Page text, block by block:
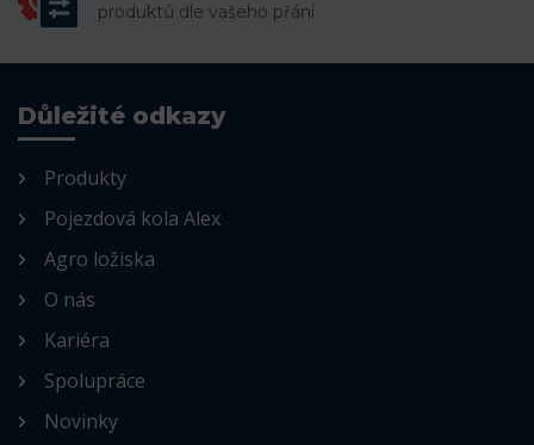
produktů dle vašeho přání
Důležité odkazy
Produkty
Pojezdová kola Alex
Agro ložiska
O nás
Kariéra
Spolupráce
Novinky